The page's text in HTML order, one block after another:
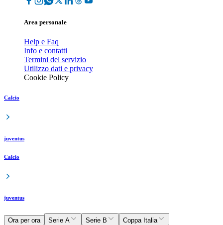
Area personale
Help e Faq
Info e contatti
Termini del servizio
Utilizzo dati e privacy
Cookie Policy
Calcio
juventus
Calcio
juventus
Ora per ora Serie A Serie B
Coppa Italia